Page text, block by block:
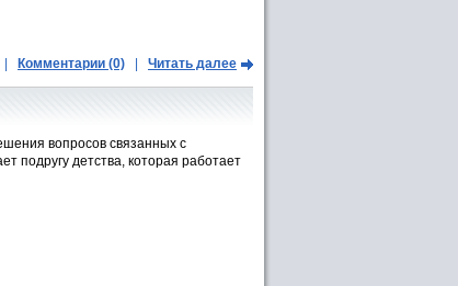
Комментарии (0) Читать далее
вопросов связанных с
подругу детства, которая работает